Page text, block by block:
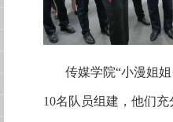
传媒学院“小漫姐
10名队员组建，他们